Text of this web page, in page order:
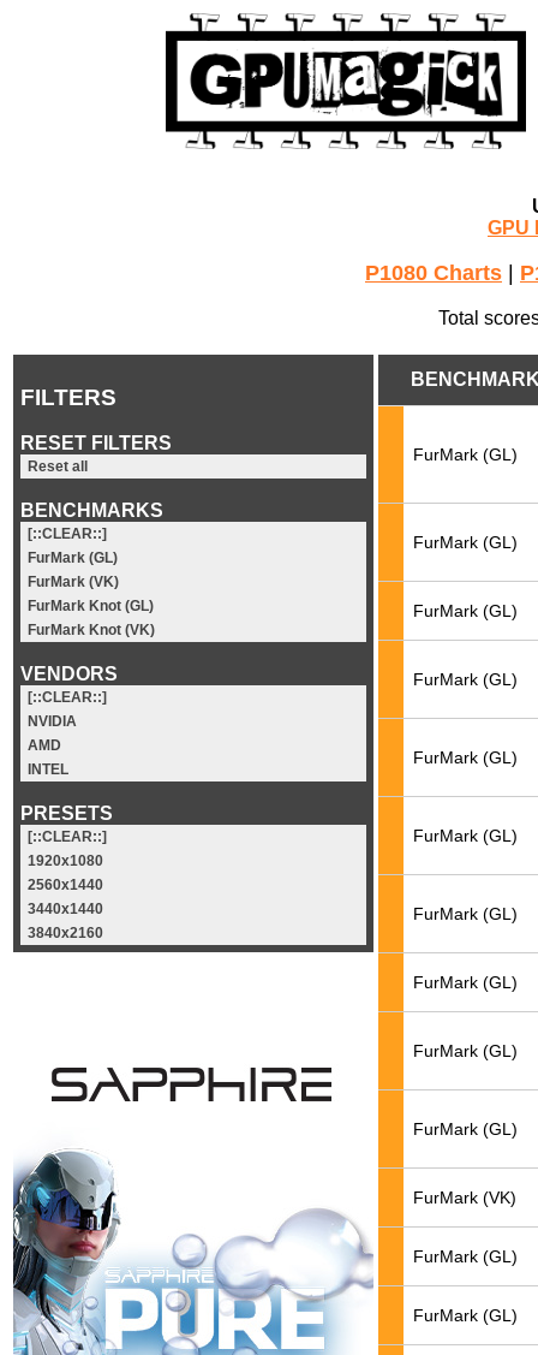
GPU
P1080 Charts
Total
FILTERS
RESET FILTERS
Reset all
BENCHMARKS
[::CLEAR::]
FurMark (GL)
FurMark (VK)
FurMark Knot (GL)
FurMark Knot (VK)
VENDORS
[::CLEAR::]
NVIDIA
AMD
INTEL
PRESETS
[::CLEAR::]
1920x1080
2560x1440
3440x1440
3840x2160
FurMark (GL)
FurMark (GL)
FurMark (GL)
FurMark (GL)
FurMark (GL)
FurMark (GL)
FurMark (GL)
FurMark (GL)
FurMark (GL)
FurMark (GL)
FurMark (VK)
FurMark (GL)
FurMark (GL)